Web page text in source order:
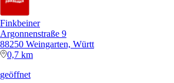
Finkbeiner
Argonnenstraße 9
88250 Weingarten, Württ
0,7 km
geöffnet